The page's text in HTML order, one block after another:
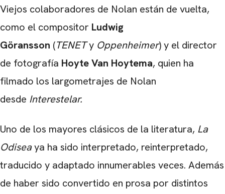
Viejos colaboradores de Nolan están de vuelta,
como el compositor Ludwig
Göransson (TENETy Oppenheimer) y el director
de fotografía Hoyte Van Hoytema, quien ha
filmado los largometrajes de Nolan
desde Interestelar.
Uno de los mayores clásicos de la literatura, La
Odiseaya ha sido interpretado, reinterpretado,
traducido y adaptado innumerables veces. Además
de haber sido convertido en prosa por distintos